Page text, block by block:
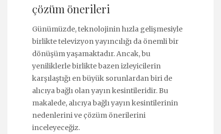
çözüm önerileri
Günümüzde, teknolojinin hızla gelişmesiyle
birlikte televizyon yayıncılığı da önemli bir
dönüşüm yaşamaktadır. Ancak, bu
yeniliklerle birlikte bazen izleyicilerin
karşılaştığı en büyük sorunlardan biri de
alıcıya bağlı olan yayın kesintileridir. Bu
makalede, alıcıya bağlı yayın kesintilerinin
nedenlerini ve çözüm önerilerini
inceleyeceğiz.